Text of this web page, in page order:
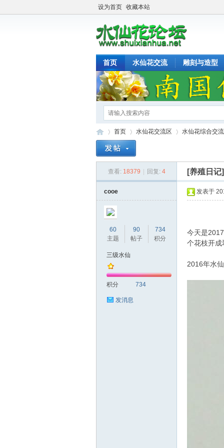
设为首页 收藏本站
首页 水仙花交流 雕刻与造型
首页
›
水仙花交流区 水仙花综合交流
查看: 18379 回复: 4 [养殖日
cooe
60
主题
90
帖子
734
积分
三级水仙
积分 734
发消息
发表于
今天是
个花枝开成
2016年水